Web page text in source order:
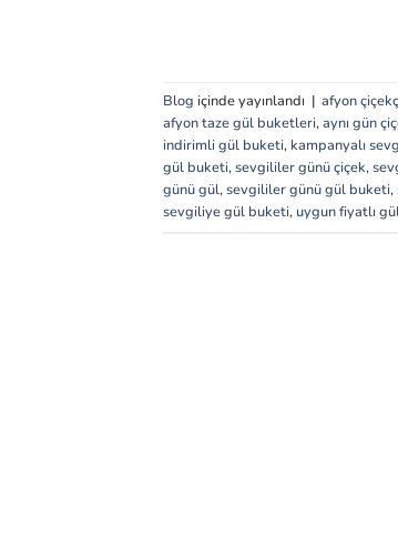
Blog içinde yayınlandı | afyon
afyon taze gül buketleri,aynı gün
indirimli gül buketi, kampanyalı
gül buketi,sevgililer günü çiçek,
günü gül,sevgililer günü gül buketi,
sevgiliye gül buketi, uygun fiyatlı